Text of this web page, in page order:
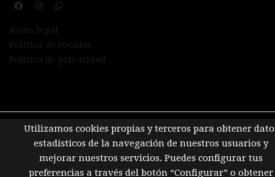
Aviso legal
Política de cookies
Política de privacidad
Utilizamos cookies propias y terceros para obtener
estadísticos de la navegación de nuestros usuarios y
mejorar nuestros servicios. Puedes configurar tus
preferencias a través del botón “Configurar” o obtener